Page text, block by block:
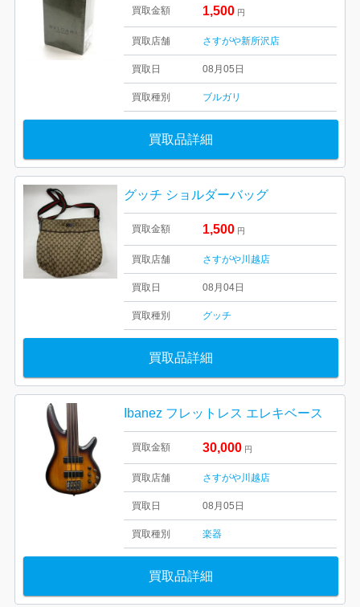
買取金額 1,500 円
買取店舗 さすがや新所沢店
買取日 08月05日
買取種別 ブルガリ
買取品詳細
グッチ ショルダーバッグ
買取金額 1,500 円
買取店舗 さすがや川越店
買取日 08月04日
買取種別 グッチ
買取品詳細
Ibanez フレットレス エレキベース
買取金額 30,000 円
買取店舗 さすがや川越店
買取日 08月05日
買取種別 楽器
買取品詳細